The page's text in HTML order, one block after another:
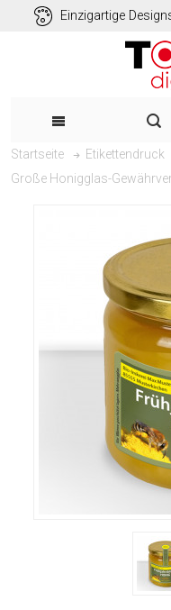
Einzigartige
Startseite Etikettendruck
Große Honigglas-